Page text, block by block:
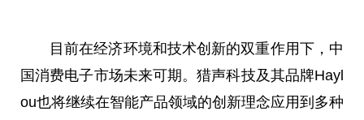
目前在经济环境和技术创新的双重作用下，中
国消费电子市场未来可期。猎声科技及其品牌Hayl
ou也将继续在智能产品领域的创新理念应用到多种